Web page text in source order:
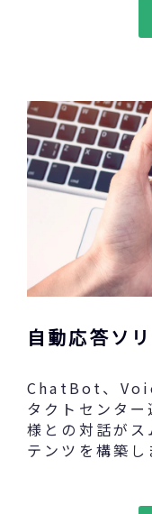
自動応答ソ
ChatBot、
タクトセンタ
様との対話が
テンツを構築し